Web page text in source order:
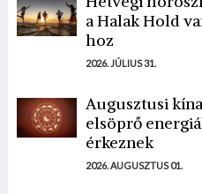
a Halak Hold
hoz
2026. JÚLIUS 31.
Augusztusi
elsöprő
érkeznek
2026. AUGUSZTUS 01.